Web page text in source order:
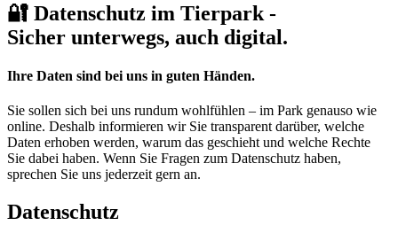
🔐 Datenschutz im Tierpark -
Sicher unterwegs, auch digital.
Ihre Daten sind bei uns in guten Händen.
Sie sollen sich bei uns rundum wohlfühlen – im Park genauso wie
online. Deshalb informieren wir Sie transparent darüber, welche
Daten erhoben werden, warum das geschieht und welche Rechte
Sie dabei haben. Wenn Sie Fragen zum Datenschutz haben,
sprechen Sie uns jederzeit gern an.
Datenschutz